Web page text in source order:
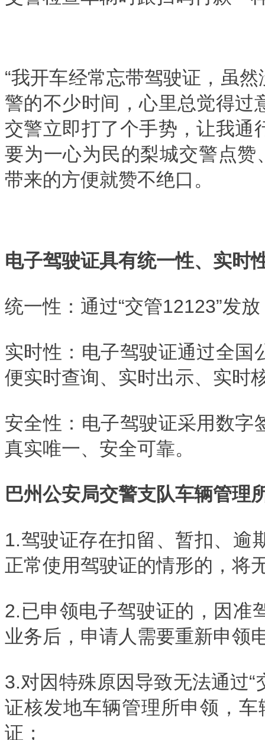
“我开车经常忘带驾驶证，虽
警的不少时间，心里总觉得过
交警立即打了个手势，让我通
要为一心为民的梨城交警点
带来的方便就赞不绝口。
电子驾驶证具有统一性、实时
统一性：通过“交管12123”发
实时性：电子驾驶证通过全国
便实时查询、实时出示、实时
安全性：电子驾驶证采用数字
真实唯一、安全可靠。
巴州公安局交警支队车辆管理
1.驾驶证存在扣留、暂扣、逾
正常使用驾驶证的情形的，将
2.已申领电子驾驶证的，因准
业务后，申请人需要重新申领
3.对因特殊原因导致无法通过
证核发地车辆管理所申领，车
证；